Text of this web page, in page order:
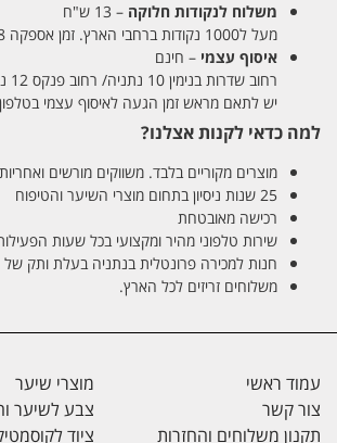
משלוח לנקודות חלוקה – 13 ש"ח
מעל ל1000 נקודות ברחבי הארץ. זמן אספקה 5-8 ימי עסקים.
איסוף עצמי – חינם
רחוב שדרות בנימין 10 נתניה/ רחוב פנקס 12 נתניה – לבחירתכם
יש לתאם מראש זמן הגעה לאיסוף עצמי בטלפון 09-8323532
למה כדאי לקנות אצלנו?
מוצרים מקוריים בלבד. משווקים מורשים
25 שנות ניסיון בתחום מוצרי השיער והטיפוח
רכישה מאובטחת
שירות טלפוני מהיר ומקצועי בכל שעות
חנות למכירה פרונטלית בנתניה בעלת ותק של 23 שנים
משלוחים זריזים לכל הארץ.
עמוד ראשי
צור קשר
תקנון משלוחים והחזרות
מוצרי שיער
צבע לשיער
ציוד